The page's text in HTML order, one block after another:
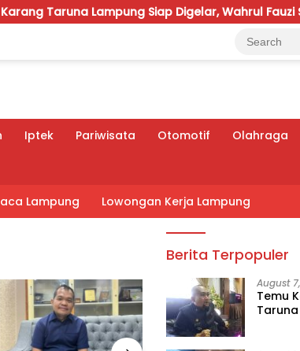
Lampung Siap Digelar, Wahrul Fauzi Silalahi
Iptek Pariwisata Otomotif Olahraga
Lampung Lowongan Kerja Lampung
Berita Terpopuler
August
Temu